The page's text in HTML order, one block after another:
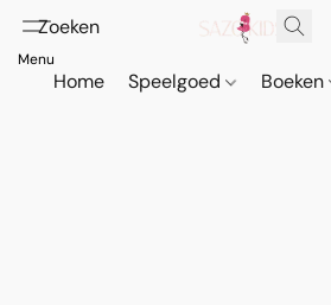
Home Speelgoed Boeken